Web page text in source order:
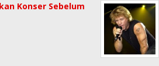
Konser Sebelum